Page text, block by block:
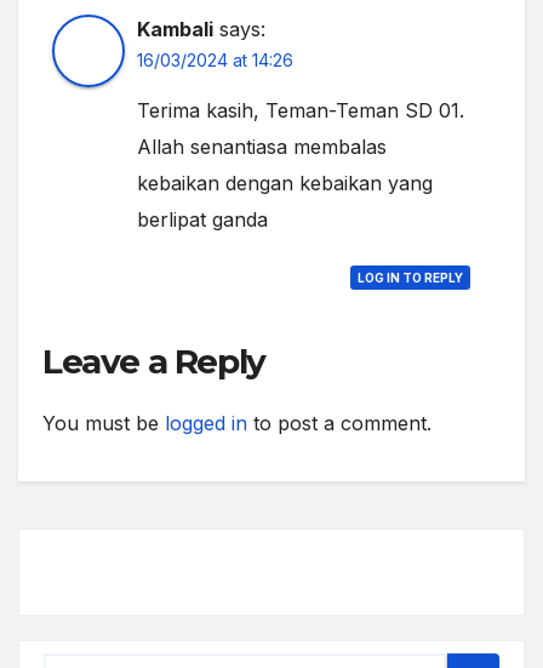
Kambali says:
16/03/2024 at 14:26
Terima kasih, Teman-Teman SD 01.
Allah senantiasa membalas
kebaikan dengan kebaikan yang
berlipat ganda
LOG IN TO REPLY
Leave a Reply
You must be logged in to post a comment.